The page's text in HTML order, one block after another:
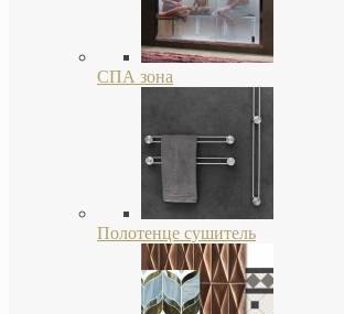
СПА зона
Полотенце сушитель